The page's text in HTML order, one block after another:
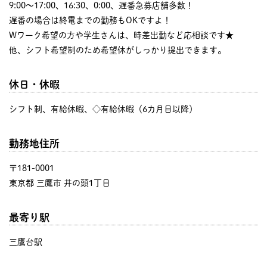
9:00〜17:00、16:30、0:00、遅番急募店舗多数！
遅番の場合は終電までの勤務もOKですよ！
Wワーク希望の方や学生さんは、時差出勤など応相談です★
他、シフト希望制のため希望休がしっかり提出できます。
休日・休暇
シフト制、有給休暇、◇有給休暇（6カ月目以降）
勤務地住所
〒181-0001
東京都 三鷹市 井の頭1丁目
最寄り駅
三鷹台駅